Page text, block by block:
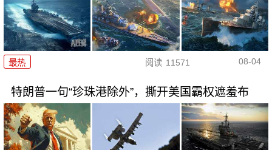
最热 阅读 11571 08-04
特朗普一句“珍珠港除外”，撕开美国霸权遮羞布